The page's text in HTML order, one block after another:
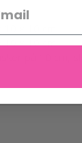
x 10 cm.
x 10 cm.
på 10